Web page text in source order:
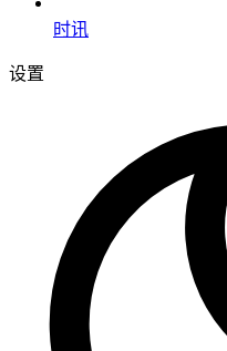
时讯
设置